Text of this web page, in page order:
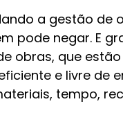
a gestão de
pode negar. E
obras, que
e livre de
tempo,